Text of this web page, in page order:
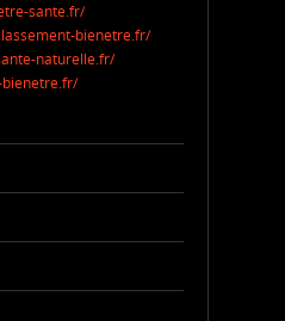
sante.fr/
bienetre.fr/
naturelle.fr/
bienetre.fr/